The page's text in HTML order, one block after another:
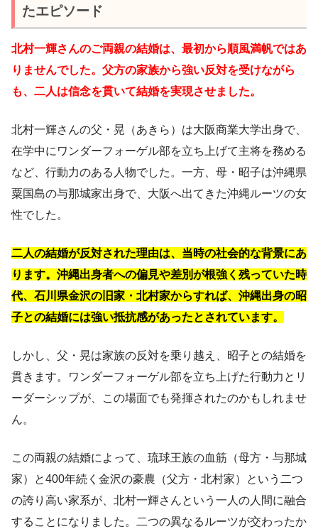
たエピソード
北村一輝さんのご両親の結婚は、最初から順風満帆ではあ
りませんでした。父方の家族から強い反対を受けながら
も、二人は信念を貫いて結婚を実現させました。
北村一輝さんの父・晃（あきら）は大阪商業大学出身で、
在学中にワンダーフォーゲル部を立ち上げて主将を務める
など、行動力のある人物でした。一方、母・昭子は沖縄県
粟国島の与那城家出身で、大阪へ出てきた沖縄ルーツの女
性でした。
二人の結婚が反対された理由は、当時の社会的な背景にあ
ります。沖縄出身者への偏見や差別が根強く残っていた時
代、石川県金沢の旧家・北村家からすれば、沖縄出身の昭
子との結婚には強い抵抗感があったとされています。
しかし、父・晃は家族の反対を乗り越え、昭子との結婚を
貫きます。ワンダーフォーゲル部を立ち上げた行動力とリ
ーダーシップが、この場面でも発揮されたのかもしれませ
ん。
この両親の結婚によって、琉球王族の血筋（母方・与那城
家）と400年続く金沢の豪農（父方・北村家）という二つ
の誇り高い家系が、北村一輝さんという一人の人間に融合
することになりました。二つの異なるルーツが交わったか